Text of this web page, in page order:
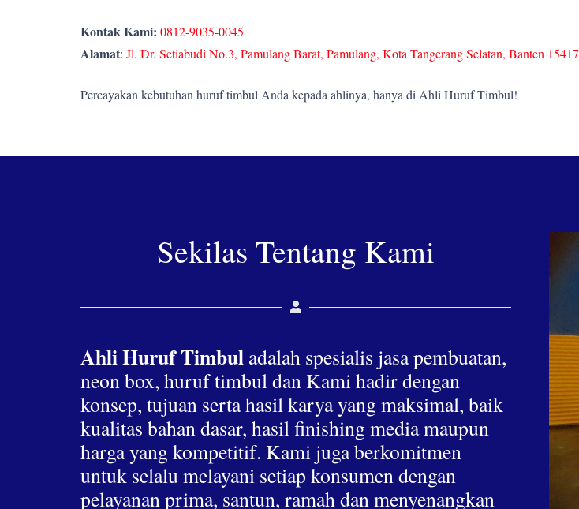
Kontak Kami: 0812-9035-0045
Alamat: Jl. Dr. Setiabudi No.3, Pamulang Barat, Pamulang, Kota Tangerang Selatan, Banten 15417
Percayakan kebutuhan huruf timbul Anda kepada ahlinya, hanya di Ahli Huruf Timbul!
Sekilas Tentang Kami
Ahli Huruf Timbul adalah spesialis jasa pembuatan,
neon box, huruf timbul dan Kami hadir dengan
konsep, tujuan serta hasil karya yang maksimal, baik
kualitas bahan dasar, hasil finishing media maupun
harga yang kompetitif. Kami juga berkomitmen
untuk selalu melayani setiap konsumen dengan
pelayanan prima, santun, ramah dan menyenangkan